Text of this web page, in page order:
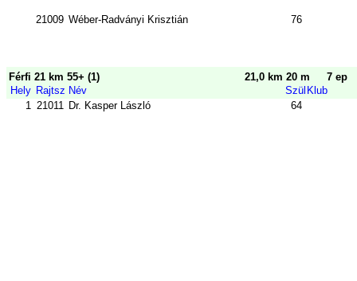
21009 Wéber-Radványi Krisztián 76
Férfi 21 km 55+ (1) 21,0 km 20 m
7 ep
Hely Rajtsz Név Szül Klub
1 21011 Dr. Kasper László 64